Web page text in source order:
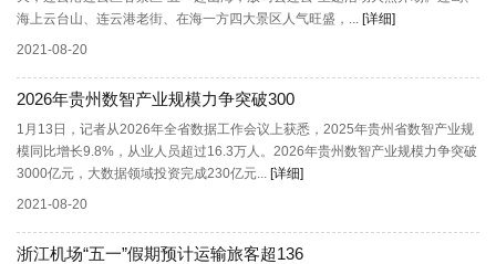
海上云台山、连云港老街、在海一方四大景区人气旺盛，... [详细]
2021-08-20
2026年贵州数智产业规模力争突破300
1月13日，记者从2026年全省数据工作会议上获悉，2025年贵州省数智产业规
模同比增长9.8%，从业人员超过16.3万人。2026年贵州数智产业规模力争突破
3000亿元，大数据领域投资完成230亿元... [详细]
2021-08-20
浙江机场“五一”假期预计运输旅客超136